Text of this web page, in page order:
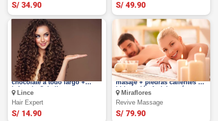
S/ 34.90 S/ 49.90
Tratamiento capilar de
chocolate a todo largo +
infrarojo¡Cabello super
brilloso!
Lince
Hair Expert
S/ 14.90
Relaxing Spa para 1 o 2,
masaje + piedras calientes +
hidratación facial y más
Miraflores
Revive Massage
S/ 79.90